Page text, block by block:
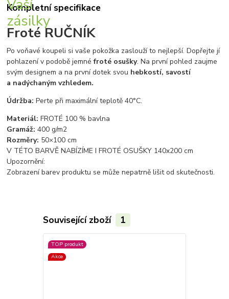
Kompletní specifikace
Froté RUČNÍK
Po voňavé koupeli si vaše pokožka zaslouží to nejlepší. Dopřejte jí
pohlazení v podobě jemnéfroté osušky. Na první pohled zaujme
svým designem a na první dotek svou hebkostí, savostí
a nadýchaným vzhledem.
Údržba:Perte při maximální teplotě 40°C.
Materiál: FROTÉ 100 % bavlna
Gramáž: 400 g/m2
Rozměry: 50×100 cm
V TÉTO BARVĚ NABÍZÍME I FROTÉ OSUŠKY 140x200 cm
Upozornění:
Zobrazení barev produktu se může nepatrně lišit od skutečnosti.
Související zboží 1
TOP produkt
Akce